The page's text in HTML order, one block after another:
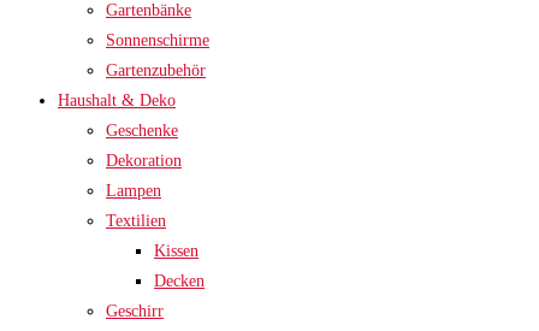
Gartenbänke
Sonnenschirme
Gartenzubehör
Haushalt & Deko
Geschenke
Dekoration
Lampen
Textilien
Kissen
Decken
Geschirr